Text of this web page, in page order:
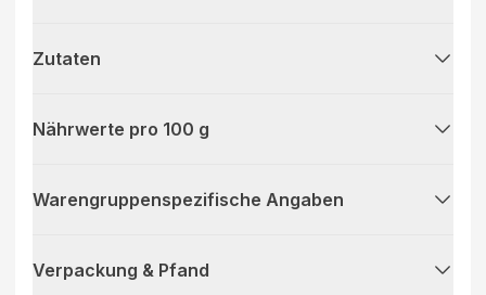
Zutaten
Nährwerte pro 100 g
Warengruppenspezifische Angaben
Verpackung & Pfand